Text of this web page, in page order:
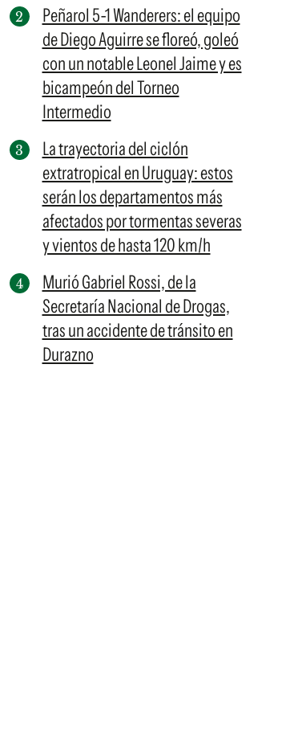
Peñarol 5-1 Wanderers: el equipo
de Diego Aguirre se floreó, goleó
con un notable Leonel Jaime y es
bicampeón del Torneo
Intermedio
La trayectoria del ciclón
extratropical en Uruguay: estos
serán los departamentos más
afectados por tormentas severas
y vientos de hasta 120 km/h
Murió Gabriel Rossi, de la
Secretaría Nacional de Drogas,
tras un accidente de tránsito en
Durazno